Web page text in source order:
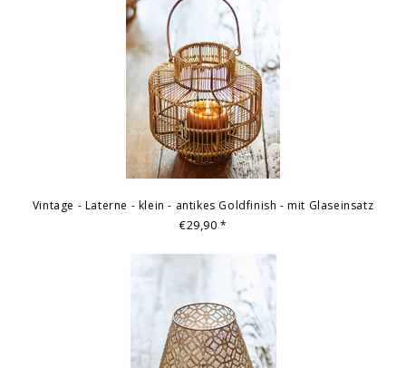
Vintage - Laterne - klein - antikes Goldfinish - mit Glaseinsatz
€29,90*